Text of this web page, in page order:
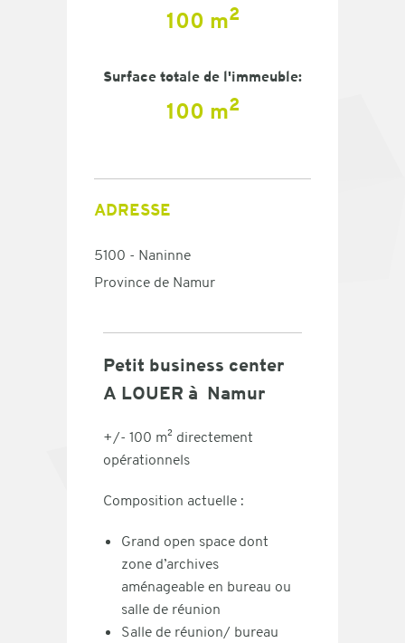
100 m2
Surface totale de l'immeuble:
100 m2
ADRESSE
5100 - Naninne
Province de Namur
Petit business center
A LOUER à Namur
+/- 100 m² directement
opérationnels
Composition actuelle :
Grand open space dont
zone d’archives
aménageable en bureau ou
salle de réunion
Salle de réunion/ bureau